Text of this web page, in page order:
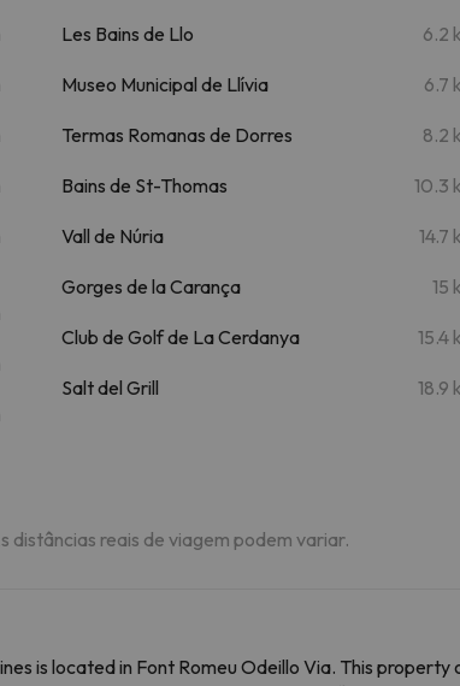
Les Bains de Llo 6.2
Museo Municipal de Llívia 6.7
Termas Romanas de Dorres 8.2
Bains de St-Thomas 10.3
Vall de Núria 14.7
Gorges de la Carança 15
Club de Golf de La Cerdanya 15.4
Salt del Grill 18.9
distâncias reais de viagem podem variar.
is located in Font Romeu Odeillo Via. This